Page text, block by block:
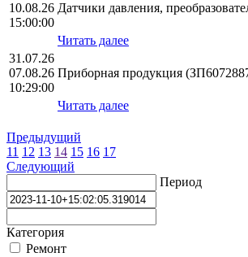
10.08.26
15:00:00
Датчики давления,
Читать далее
31.07.26
07.08.26
10:29:00
Приборная продукция
Читать далее
Предыдущий
11 12 13 14 15 16 17
Следующий
Период
Категория
Ремонт